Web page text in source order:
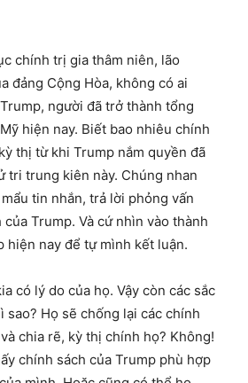
chính trị gia thâm niên, lão
đảng Cộng Hòa, không có ai
người đã trở thành tổng
hiện nay. Biết bao nhiêu chính
thị từ khi Trump nắm quyền đã
tri trung kiên này. Chúng nhan
tin nhắn, trả lời phỏng vấn
Trump. Và cứ nhìn vào thành
hiện nay để tự mình kết luận.
có lý do của họ. Vậy còn các sắc
sao? Họ sẽ chống lại các chính
chia rẽ, kỳ thị chính họ? Không!
chính sách của Trump phù hợp